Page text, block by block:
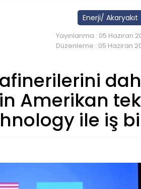
Enerji/ Akaryakıt
Yayınlanma : 05 Haziran
Düzenleme : 05 Haziran
Amerikan
ile iş